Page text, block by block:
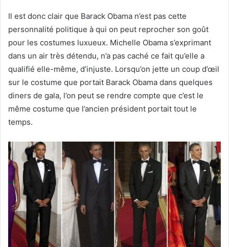
Il est donc clair que Barack Obama n’est pas cette
personnalité politique à qui on peut reprocher son goût
pour les costumes luxueux. Michelle Obama s’exprimant
dans un air très détendu, n’a pas caché ce fait qu’elle a
qualifié elle-même, d’injuste. Lorsqu’on jette un coup d’œil
sur le costume que portait Barack Obama dans quelques
diners de gala, l’on peut se rendre compte que c’est le
même costume que l’ancien président portait tout le
temps.